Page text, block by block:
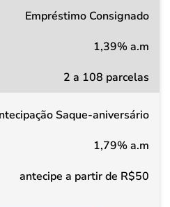
Empréstimo Consignado
1,39% a.m
2 a 108 parcelas
Saque-aniversário
1,79% a.m
antecipe a partir de R$50